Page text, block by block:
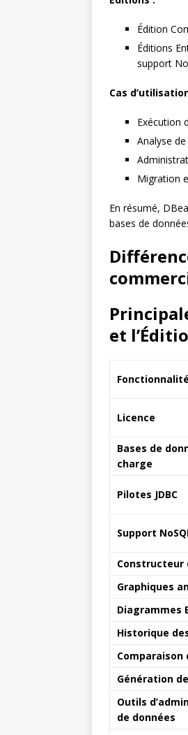
Édition
Éditions
support
Cas
Exécution
Analyse
Migration
En résumé,
bases de
et
Licence
Bases de
charge
Pilotes JDBC
Support
Constructeur
Graphiques
Diagrammes
Historique
Comparaison
Génération
Outils
de données